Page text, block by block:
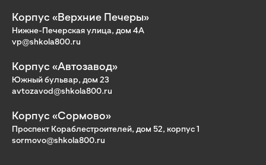
Корпус «Верхние Печеры»
Нижне-Печерская улица, дом 4А
vp@shkola800.ru
Корпус «Автозавод»
Южный бульвар, дом 23
avtozavod@shkola800.ru
Корпус «Сормово»
Проспект Кораблестроителей, дом 52, корпус 1
sormovo@shkola800.ru